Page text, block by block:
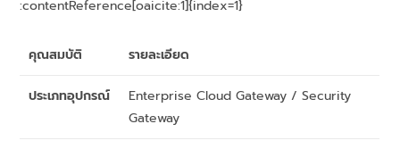
:contentReference[oaicite:1]{index=1}
คุณสมบัติ รายละเอียด
ประเภทอุปกรณ์
Enterprise Cloud Gateway / Security
Gateway